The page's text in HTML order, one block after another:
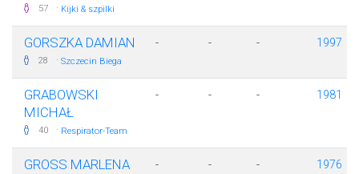
57 · Kijki & szpilki
GORSZKA DAMIAN
28 · Szczecin Biega
- - - 1997
GRABOWSKI
MICHAŁ
40 · Respirator-Team
- - - 1981
GROSS MARLENA - - - 1976